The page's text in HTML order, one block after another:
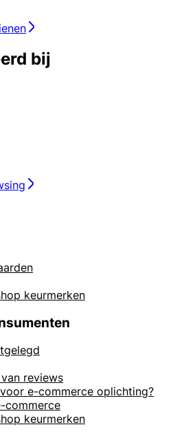
bij
keurmerken
reviews
e-commerce oplichting?
commerce
keurmerken